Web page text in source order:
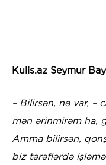
Kulis.az Seymur
– Bilirsən, nə var, –
mən ərinmirəm ha,
Amma bilirsən,
biz tərəflərdə